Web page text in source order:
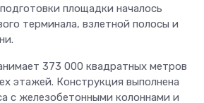
площадки началось
терминала, взлетной полосы и
373 000 квадратных метров
этажей. Конструкция выполнена
с железобетонными колоннами и